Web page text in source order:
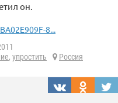
он.
8...
, упростить
Россия